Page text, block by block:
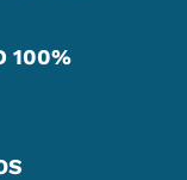
100%